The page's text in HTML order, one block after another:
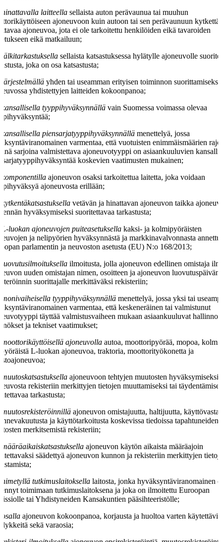
hinattavalla laitteella sellaista auton perävaunua tai muuhun
ajoneuvoon kuin autoon tai sen perävaunuun
ajoneuvoa, jota ei ole tarkoitettu henkilöiden eikä tavaroiden
eikä matkailuun;
jälkitarkastuksella sellaista katsastuksessa hylätylle ajoneuvolle
joka on osa katsastusta;
järjestelmällä yhden tai useamman erityisen toiminnon suorittamiseksi
yhdistettyjen laitteiden kokoonpanoa;
kansallisella tyyppihyväksynnällä vain Suomessa voimassa olevaa
kansallisella piensarjatyyppihyväksynnällä menettelyä, jossa
varmentaa, että vuotuisten enimmäismäärien
sarjoina valmistettava ajoneuvotyyppi on asiaankuuluvien
koskevien vaatimusten mukainen;
komponentilla ajoneuvon osaksi tarkoitettua laitetta, joka voidaan
ajoneuvosta erillään;
kytkentäkatsastuksella vetävän ja hinattavan ajoneuvon taikka
hyväksymiseksi suoritettavaa tarkastusta;
L-luokan ajoneuvojen puiteasetuksella kaksi- ja kolmipyöräisten
ja nelipyörien hyväksynnästä ja markkinavalvonnasta
parlamentin ja neuvoston asetusta (EU) N:o 168/2013;
luovutusilmoituksella ilmoitusta, jolla ajoneuvon edellinen omistaja
uuden omistajan nimen, osoitteen ja ajoneuvon luovutuspäivän
suorittajalle merkittäväksi rekisteriin;
monivaiheisella tyyppihyväksynnällä menettelyä, jossa yksi tai
varmentaa, että keskeneräinen tai valmistunut
täyttää valmistusvaiheen mukaan asiaankuuluvat
ja tekniset vaatimukset;
moottorikäyttöisellä ajoneuvolla autoa, moottoripyörää, mopoa,
L-luokan ajoneuvoa, traktoria, moottorityökonetta ja
muutoskatsastuksella ajoneuvoon tehtyjen muutosten hyväksymiseksi
rekisteriin merkittyjen tietojen muuttamiseksi tai
tarkastusta;
muutosrekisteröinnillä ajoneuvon omistajuutta, haltijuutta,
ja käyttötarkoitusta koskevissa tiedoissa tapahtuneiden
merkitsemistä rekisteriin;
määräaikaiskatsastuksella ajoneuvon käytön aikaista määräajoin
säädettyä ajoneuvon kunnon ja rekisteriin merkittyjen
nimetyllä tutkimuslaitoksella laitosta, jonka hyväksyntäviranomainen
toimimaan tutkimuslaitoksena ja joka on ilmoitettu Euroopan
tai Yhdistyneiden Kansakuntien pääsihteeristölle;
osalla ajoneuvon kokoonpanoa, korjausta ja huoltoa varten käytettäviä
sekä varaosia;